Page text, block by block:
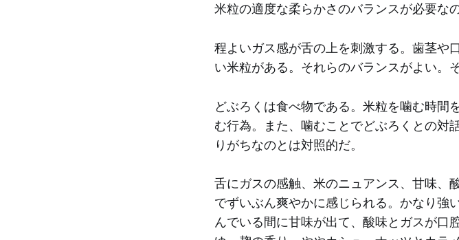
米粒の適度な柔らかさのバランスが必要なの
程よいガス感が舌の上を刺激する。歯茎や
い米粒がある。それらのバランスがよい。
どぶろくは食べ物である。米粒を噛む時間
む行為。また、噛むことでどぶろくとの対
りがちなのとは対照的だ。
舌にガスの感触、米のニュアンス、甘味、
でずいぶん爽やかに感じられる。かなり強
んでいる間に甘味が出て、酸味とガスが口